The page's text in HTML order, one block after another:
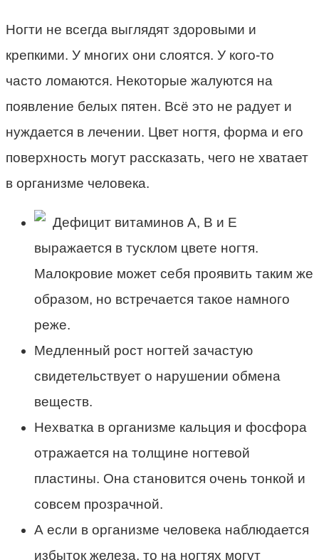
Ногти не всегда выглядят здоровыми и
крепкими. У многих они слоятся. У кого-то
часто ломаются. Некоторые жалуются на
появление белых пятен. Всё это не радует и
нуждается в лечении. Цвет ногтя, форма и его
поверхность могут рассказать, чего не хватает
в организме человека.
Дефицит витаминов А, В и Е
выражается в тусклом цвете ногтя.
Малокровие может себя проявить таким же
образом, но встречается такое намного
реже.
Медленный рост ногтей зачастую
свидетельствует о нарушении обмена
веществ.
Нехватка в организме кальция и фосфора
отражается на толщине ногтевой
пластины. Она становится очень тонкой и
совсем прозрачной.
А если в организме человека наблюдается
избыток железа, то на ногтях могут